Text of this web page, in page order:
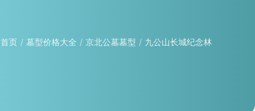
首页 墓型价格大全 京北公墓墓型 九公山长城纪念林